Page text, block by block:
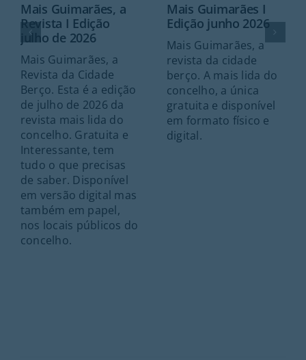
Mais Guimarães, a
Revista I Edição
julho de 2026
Mais Guimarães, a
Revista da Cidade
Berço. Esta é a edição
de julho de 2026 da
revista mais lida do
concelho. Gratuita e
Interessante, tem
tudo o que precisas
de saber. Disponível
em versão digital mas
também em papel,
nos locais públicos do
concelho.
Mais Guimarães I
Edição junho 2026
Mais Guimarães, a
revista da cidade
berço. A mais lida do
concelho, a única
gratuita e disponível
em formato físico e
digital.